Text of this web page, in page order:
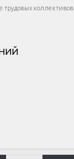
трудовых коллективов